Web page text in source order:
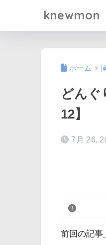
knewmon
ホーム
どんぐ
12】
7月 26,
前回の記事